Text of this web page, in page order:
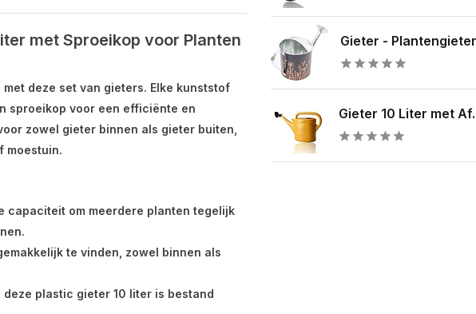
met Sproeikop voor Planten
deze set van gieters. Elke kunststof
sproeikop voor een efficiënte en
zowel gieter binnen als gieter buiten,
moestuin.
capaciteit om meerdere planten tegelijk
te vinden, zowel binnen als
plastic gieter 10 liter is bestand
Gieter -
Gieter 10 Liter met